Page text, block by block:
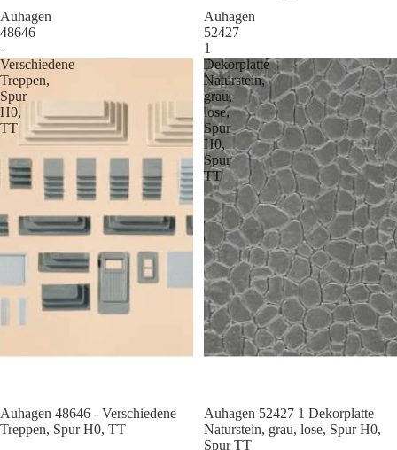
Auhagen
48646
-
Verschiedene
Treppen,
Spur
H0,
TT
Auhagen 48646 - Verschiedene
Treppen, Spur H0, TT
Auhagen
52427
1
Dekorplatte
Naturstein,
grau,
lose,
Spur
H0,
Spur
TT
Auhagen 52427 1 Dekorplatte
Naturstein, grau, lose, Spur H0,
Spur TT